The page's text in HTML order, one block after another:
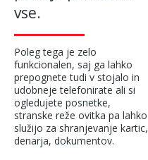
vse.
Poleg tega je zelo
funkcionalen, saj ga lahko
prepognete tudi v stojalo in
udobneje telefonirate ali si
ogledujete posnetke,
stranske reže ovitka pa lahko
služijo za shranjevanje kartic,
denarja, dokumentov.